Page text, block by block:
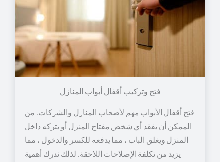
فتح وتركيب أقفال أبواب المنازل
فتح أقفال الأبواب مهم لأصحاب المنازل والشركات. من
الممكن أن يفقد أي شخص مفتاح المنزل أو يتركه داخل
المنزل ويغلق الباب ، مما يدفعه للكسر والدخول ، مما
يزيد من تكلفة الإصلاحات اللاحقة. لذلك ندرك أهمية